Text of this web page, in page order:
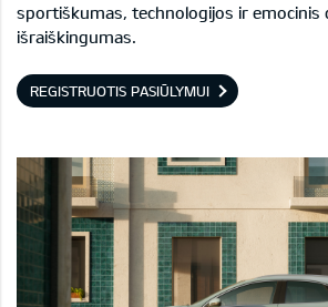
sportiškumas, technologijos ir emocinis
išraiškingumas.
REGISTRUOTIS PASIŪLYMUI